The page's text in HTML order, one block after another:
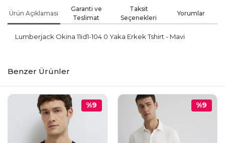
Ürün Açıklaması
Garanti ve
Teslimat
Taksit
Seçenekleri
Yorumlar
Lumberjack Okina 11id1-104 0 Yaka Erkek Tshirt - Mavi
Benzer Ürünler
%9 %9